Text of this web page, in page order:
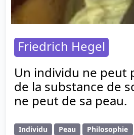
Friedrich Hegel
Un individu ne peut
de la substance de
ne peut de sa peau.
Individu Peau Philosophie